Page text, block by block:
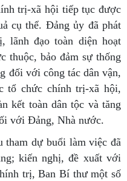
trị-xã hội tiếp tục được
cụ thể. Đảng ủy đã phát
lãnh đạo toàn diện hoạt
thuộc, bảo đảm sự thống
đối với công tác dân vận,
tổ chức chính trị-xã hội,
kết toàn dân tộc và tăng
với Đảng, Nhà nước.
tham dự buổi làm việc đã
kiến nghị, đề xuất với
trị, Ban Bí thư một số